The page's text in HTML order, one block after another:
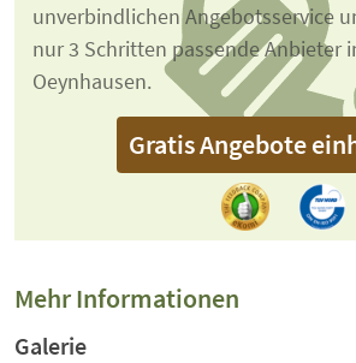
unverbindlichen Angebotsservice
nur 3 Schritten passende Anbieter
Oeynhausen.
Gratis Angebote
Mehr Informationen
Galerie